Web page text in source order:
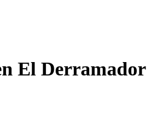
El Derramador